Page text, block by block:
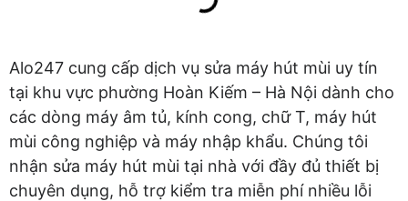
Alo247 cung cấp dịch vụ sửa máy hút mùi uy tín
tại khu vực phường Hoàn Kiếm – Hà Nội dành cho
các dòng máy âm tủ, kính cong, chữ T, máy hút
mùi công nghiệp và máy nhập khẩu. Chúng tôi
nhận sửa máy hút mùi tại nhà với đầy đủ thiết bị
chuyên dụng, hỗ trợ kiểm tra miễn phí nhiều lỗi